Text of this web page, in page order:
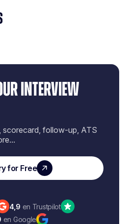
INTERVIEW
scorecard, follow-up, ATS
for Free
4,9 en Trustpilot
en Google